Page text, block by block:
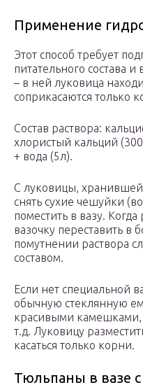
Применение
Этот способ требует
питательного состава
– в ней луковица
соприкасаются только
Состав раствора:
хлористый кальций
+ вода (5л).
С луковицы,
снять сухие чешуйки
поместить в вазу. Когда
вазочку переставить в
помутнении раствора
составом.
Если нет специальной
обычную стеклянную
красивыми
т.д. Луковицу
касаться только корни.
Тюльпаны в вазе